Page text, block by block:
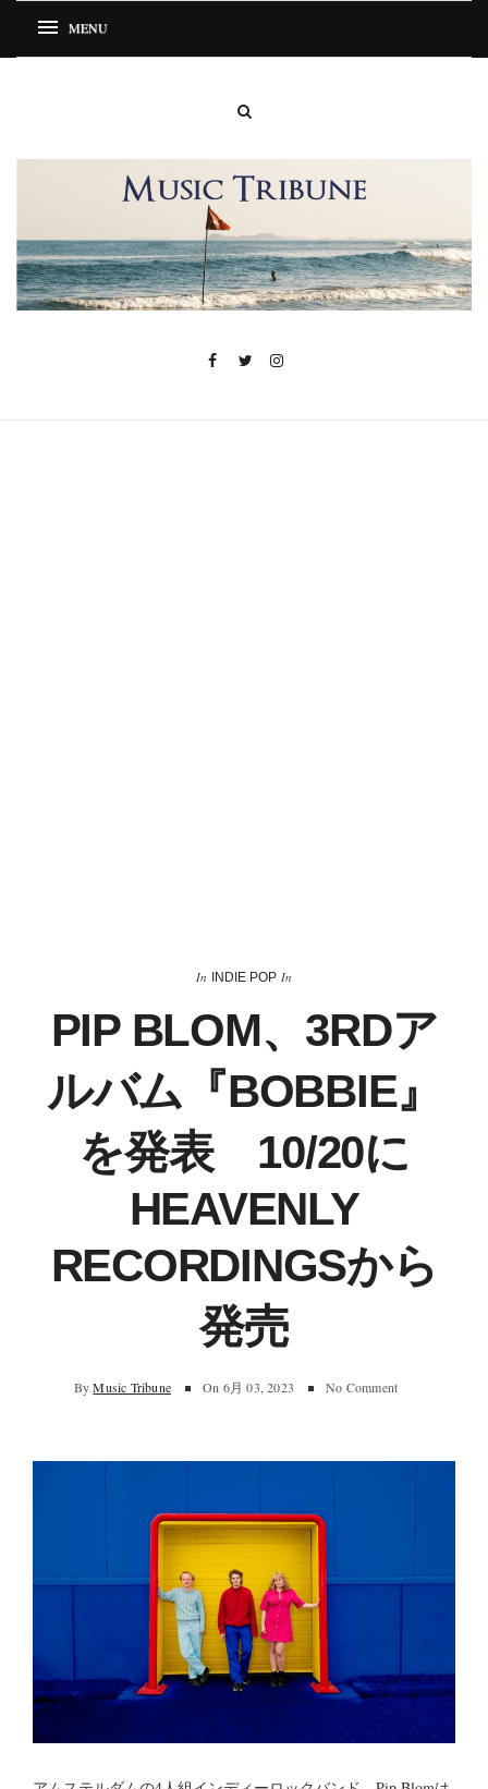
In INDIE POP In
PIP BLOM、3RDア
ルバム『BOBBIE』
を発表 10/20に
HEAVENLY
RECORDINGSから
発売
By Music Tribune On 6月 03, 2023 No Comment